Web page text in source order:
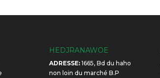
HEDJRANAWOE
ADRESSE: 1665, Bd du haho
non loin du marché B.P